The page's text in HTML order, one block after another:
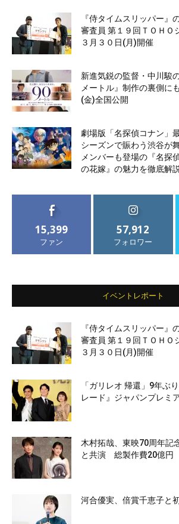
『侍タイムスリッパー』
審査員 第１９回ＴＯＨＯ
３月３０日(月)開催
新進気鋭の監督・中川駿
メートル』制作の裏側に
(金)全国公開
劇場版「名探偵コナン」
シーズンで賑わう渋谷が
メンバーも登場の『名探
の花嫁』の魅力を徹底解
15,399
ファン
57,912
フォロワー
イベントレポート
『侍タイムスリッパー』
審査員 第１９回ＴＯＨＯ
３月３０日(月)開催
「ガリレオ 帰還」9年ぶ
レード』ジャパンプレミ
木村拓哉、東映70周年記
と共演 総製作費20億円
河合優実、倍賞千恵子と